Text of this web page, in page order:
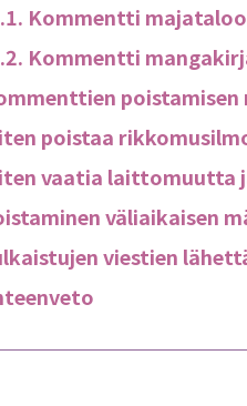
Kommentti
Kommentti
poistamisen
poistaa
vaatia laittomuutta
väliaikaisen
viestien